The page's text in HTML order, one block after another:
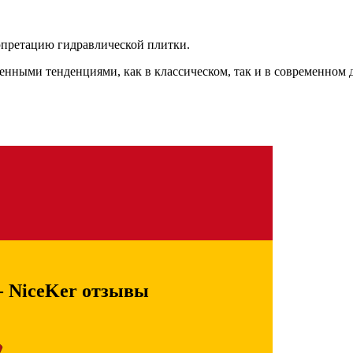
гидравлической плитки.
тенденциями, как в классическом, так и в
NiceKer отзывы